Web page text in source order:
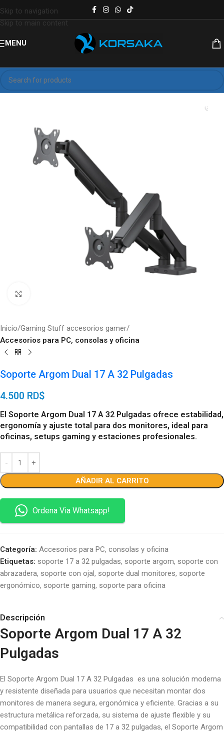
Skip to navigation
Skip to main content
MENU
Inicio Gaming Stuff accesorios gamer
Accesorios para PC, consolas y oficina
Soporte Argom Dual 17 A 32 Pulgadas
4.500 RD$
El Soporte Argom Dual 17 A 32 Pulgadas ofrece estabilidad,
ergonomía y ajuste total para dos monitores, ideal para
oficinas, setups gaming y estaciones profesionales.
AÑADIR AL CARRITO
Ordena Via Whatsapp!
Categoría: Accesorios para PC, consolas y oficina
Etiquetas: soporte 17 a 32 pulgadas, soporte argom, soporte con
abrazadera, soporte con ojal, soporte dual monitores, soporte
ergonómico, soporte gaming, soporte para oficina
Descripción
Soporte Argom Dual 17 A 32
Pulgadas
El Soporte Argom Dual 17 A 32 Pulgadas es una solución moderna
y resistente diseñada para usuarios que necesitan montar dos
monitores de manera segura, ergonómica y eficiente. Gracias a su
estructura metálica reforzada, su sistema de ajuste flexible y su
compatibilidad con pantallas de 17 a 32 pulgadas, el Soporte Argom